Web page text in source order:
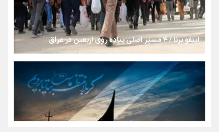
از طلوع خیابان‌ها تا غروب اشک
جمله‌ای که بغض چهارماهه را شکست؛ «آهای مردم، آقا از
تهران رفتند»
سه حسرتی که به دلم ماند
اینفو برنا / ۴ مسیر اصلی پیاده روی اربعین در عراق